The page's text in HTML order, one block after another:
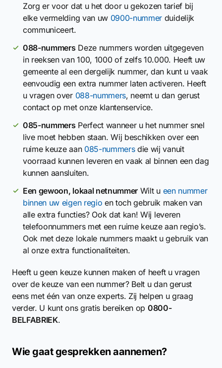
Zorg er voor dat u het door u gekozen tarief bij
elke vermelding van uw 0900-nummer duidelijk
communiceert.
088-nummers Deze nummers worden uitgegeven
in reeksen van 100, 1000 of zelfs 10.000. Heeft uw
gemeente al een dergelijk nummer, dan kunt u vaak
eenvoudig een extra nummer laten activeren. Heeft
u vragen over 088-nummers, neemt u dan gerust
contact op met onze klantenservice.
085-nummers Perfect wanneer u het nummer snel
live moet hebben staan. Wij beschikken over een
ruime keuze aan 085-nummersdie wij vanuit
voorraad kunnen leveren en vaak al binnen een dag
kunnen aansluiten.
Een gewoon, lokaal netnummer Wilt u een nummer
binnen uw eigen regio en toch gebruik maken van
alle extra functies? Ook dat kan! Wij leveren
telefoonnummers met een ruime keuze aan regio’s.
Ook met deze lokale nummers maakt u gebruik van
al onze extra functionaliteiten.
Heeft u geen keuze kunnen maken of heeft u vragen
over de keuze van een nummer? Belt u dan gerust
eens met één van onze experts. Zij helpen u graag
verder. U kunt ons gratis bereiken op 0800-
BELFABRIEK.
Wie gaat gesprekken aannemen?